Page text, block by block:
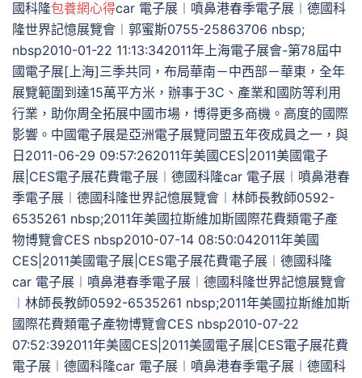
國科隆包養網心得car 電子展︱噴鼻港春季電子展︱德國科
隆世界記憶展覽會︱郭蜜斯0755-25863706 nbsp;
nbsp2010-01-22 11:13:342011年上海電子展會-第78屆中
國電子展[上海]三季共同，布局華南－中西部－華東，全年
展覽範圍到達15萬平方米，辦事于3C、產業和國防等利用
行業，助你周全拓展中國市場，博得更多商機。高度的國際
影響。中國電子展是亞洲電子展覽同盟五年夜成員之一，與
日2011-06-29 09:57:262011年美國CES|2011美國電子
展|CES電子展花費電子展︱德國科隆car 電子展︱噴鼻港春
季電子展︱德國科隆世界記憶展覽會︱林師長教師0592-
6535261 nbsp;2011年美國拉斯維加斯國際花費類電子產
物博覽會CES nbsp2010-07-14 08:50:042011年美國
CES|2011美國電子展|CES電子展花費電子展︱德國科隆
car 電子展︱噴鼻港春季電子展︱德國科隆世界記憶展覽會
︱林師長教師0592-6535261 nbsp;2011年美國拉斯維加斯
國際花費類電子產物博覽會CES nbsp2010-07-22
07:52:392011年美國CES|2011美國電子展|CES電子展花費
電子展︱德國科隆car 電子展︱噴鼻港春季電子展︱德國科